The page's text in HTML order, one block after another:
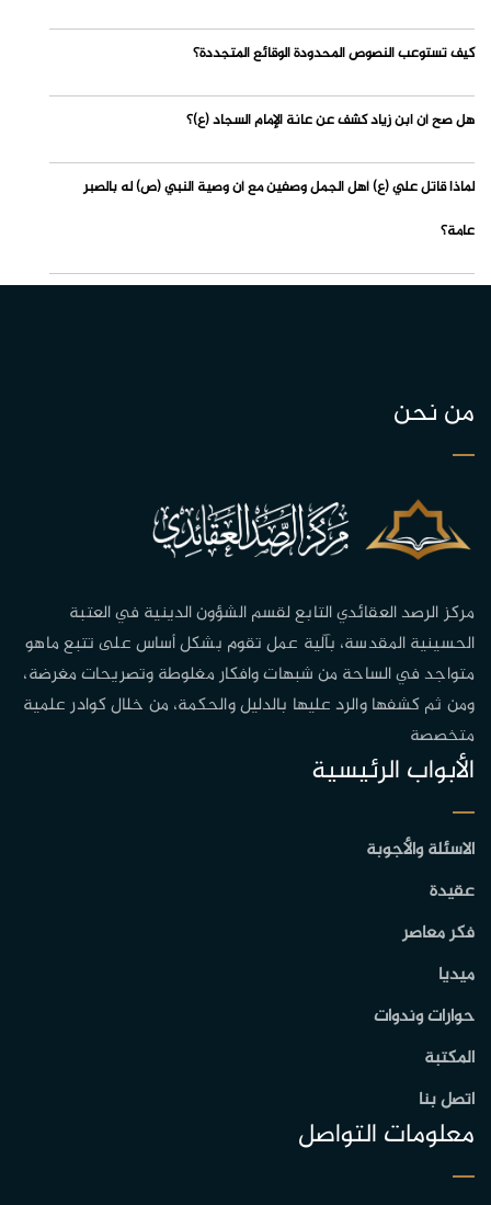
كيف تستوعب النصوص المحدودة الوقائع المتجددة؟
هل صح أن ابن زياد كشف عن عانة الإمام السجاد (ع)؟
لماذا قاتل علي (ع) أهل الجمل وصفين مع أن وصية النبي (ص) له بالصبر
عامة؟
من نحن
مركز الرصد العقائدي التابع لقسم الشؤون الدينية في العتبة
الحسينية المقدسة، بآلية عمل تقوم بشكل أساس على تتبع ماهو
متواجد في الساحة من شبهات وافكار مغلوطة وتصريحات مغرضة،
ومن ثم كشفها والرد عليها بالدليل والحكمة، من خلال كوادر علمية
متخصصة
الأبواب الرئيسية
الاسئلة والأجوبة
عقيدة
فكر معاصر
ميديا
حوارات وندوات
المكتبة
اتصل بنا
معلومات التواصل